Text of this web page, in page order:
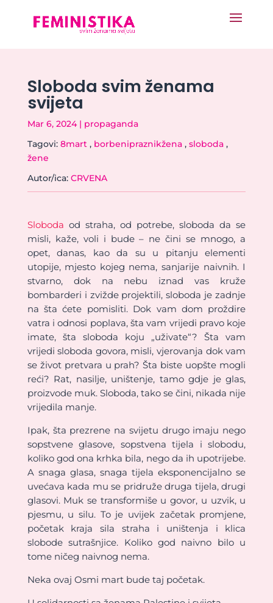
Sloboda svim ženama
svijeta
Mar 6, 2024| propaganda
Tagovi: 8mart, borbenipraznikžena, sloboda,
žene
Autor/ica: CRVENA
Sloboda od straha, od potrebe, sloboda da se
misli, kaže, voli i bude – ne čini se mnogo, a
opet, danas, kao da su u pitanju elementi
utopije, mjesto kojeg nema, sanjarije naivnih. I
stvarno, dok na nebu iznad vas kruže
bombarderi i zvižde projektili, sloboda je zadnje
na šta ćete pomisliti. Dok vam dom proždire
vatra i odnosi poplava, šta vam vrijedi pravo koje
imate, šta sloboda koju „uživate“? Šta vam
vrijedi sloboda govora, misli, vjerovanja dok vam
se život pretvara u prah? Šta biste uopšte mogli
reći? Rat, nasilje, uništenje, tamo gdje je glas,
proizvode muk. Sloboda, tako se čini, nikada nije
vrijedila manje.
Ipak, šta prezrene na svijetu drugo imaju nego
sopstvene glasove, sopstvena tijela i slobodu,
koliko god ona krhka bila, nego da ih upotrijebe.
A snaga glasa, snaga tijela eksponencijalno se
uvećava kada mu se pridruže druga tijela, drugi
glasovi. Muk se transformiše u govor, u uzvik, u
pjesmu, u silu. To je uvijek začetak promjene,
početak kraja sila straha i uništenja i klica
slobode sutrašnjice. Koliko god naivno bilo u
tome ničeg naivnog nema.
Neka ovaj Osmi mart bude taj početak.